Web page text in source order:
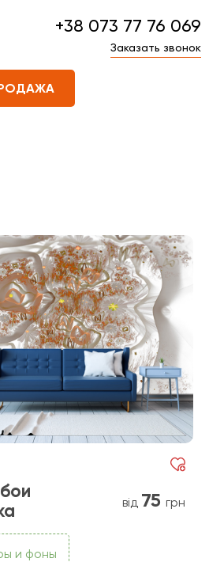
+38 073 77 76 069
Заказать звонок
від 75 грн
и фоны